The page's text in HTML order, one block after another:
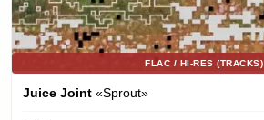
FLAC / HI-RES (TRACKS)
Juice Joint «Sprout»